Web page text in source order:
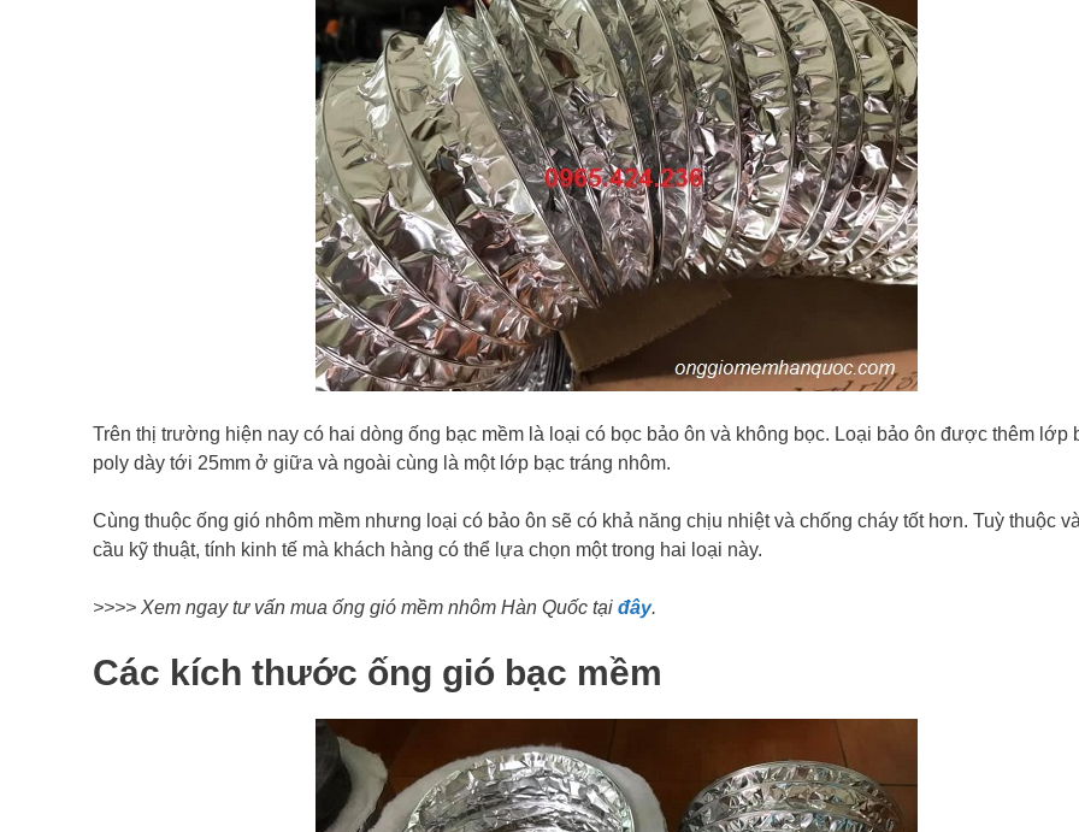
Trên thị trường hiện nay có hai dòng ống bạc mềm là loại có bọc bảo ôn và không bọc. Loại bảo ôn được thêm lớp
poly dày tới 25mm ở giữa và ngoài cùng là một lớp bạc tráng nhôm.
Cùng thuộc ống gió nhôm mềm nhưng loại có bảo ôn sẽ có khả năng chịu nhiệt và chống cháy tốt hơn. Tuỳ thuộc
cầu kỹ thuật, tính kinh tế mà khách hàng có thể lựa chọn một trong hai loại này.
>>>> Xem ngay tư vấn mua ống gió mềm nhôm Hàn Quốc tại đây.
Các kích thước ống gió bạc mềm